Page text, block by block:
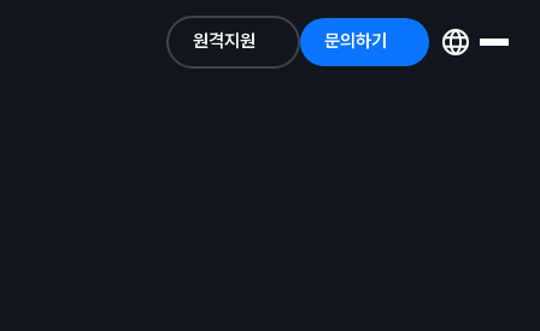
원격지원
원격지원
문의하기
문의하기